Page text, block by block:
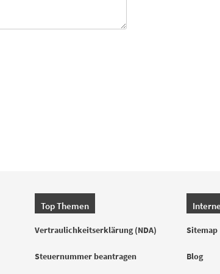
Top Themen
Vertraulichkeitserklärung (NDA)
Steuernummer beantragen
Sitemap
Blog